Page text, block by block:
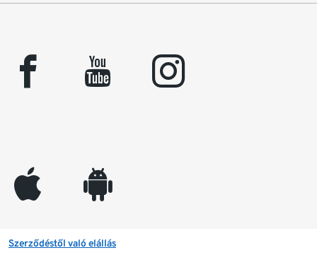
facebook youtube instagram
appleinc android
Szerződéstől való elállás